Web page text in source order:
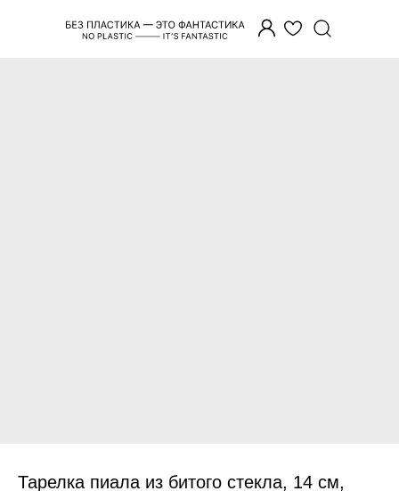
Тарелка пиала из битого стекла, 14 см,